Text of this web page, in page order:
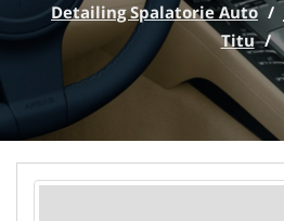
Detailing Spalatorie Auto /
Titu /